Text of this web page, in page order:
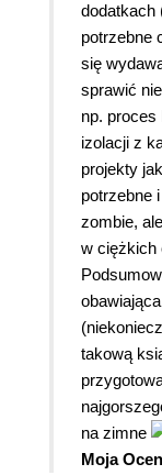
dodatkach
potrzebne
się
sprawić
np. proces
izolacji z
projekty
potrzebne
zombie,
w ciężkich
takową
na zimne
Moja